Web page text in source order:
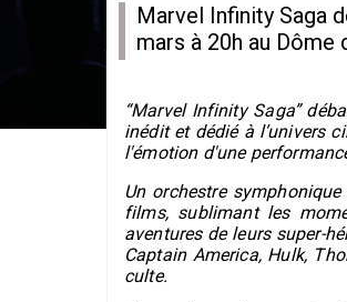
Marvel Infinity Saga
mars à 20h au Dôme
“Marvel Infinity Saga”
inédit et dédié à l’univers
l'émotion d'une
Un orchestre
films, sublimant les
aventures de leurs super-
Captain America, Hulk,
culte.